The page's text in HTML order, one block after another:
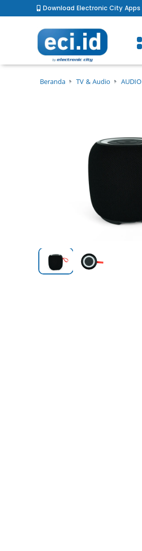
Download Electronic City Apps
Beranda TV & Audio AUDIO